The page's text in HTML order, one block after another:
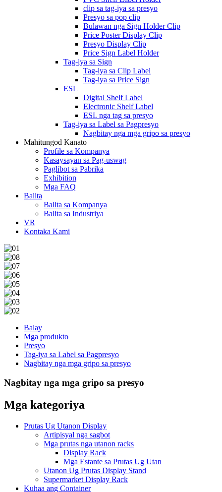
clip sa tag-iya sa presyo
Presyo sa pop clip
Bulawan nga Sign Holder Clip
Price Poster Display Clip
Presyo Display Clip
Price Sign Label Holder
Tag-iya sa Sign
Tag-iya sa Clip Label
Tag-iya sa Price Sign
ESL
Digital Shelf Label
Electronic Shelf Label
ESL nga tag sa presyo
Tag-iya sa Label sa Pagpresyo
Nagbitay nga mga gripo sa presyo
Mahitungod Kanato
Profile sa Kompanya
Kasaysayan sa Pag-uswag
Paglibot sa Pabrika
Exhibition
Mga FAQ
Balita
Balita sa Kompanya
Balita sa Industriya
VR
Kontaka Kami
Balay
Mga produkto
Presyo
Tag-iya sa Label sa Pagpresyo
Nagbitay nga mga gripo sa presyo
Nagbitay nga mga gripo sa presyo
Mga kategoriya
Prutas Ug Utanon Display
Artipisyal nga sagbot
Mga prutas nga utanon racks
Display Rack
Mga Estante sa Prutas Ug Utan
Utanon Ug Prutas Display Stand
Supermarket Display Rack
Kuhaa ang Container